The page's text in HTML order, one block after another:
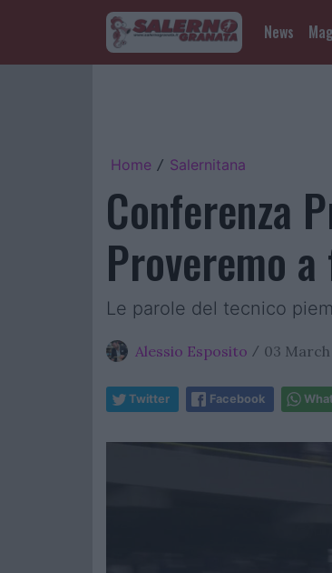
News
Home / Salernitana
Conferenza
Proveremo
Le parole del tecnico
Alessio Esposito / 03 March
Twitter Facebook